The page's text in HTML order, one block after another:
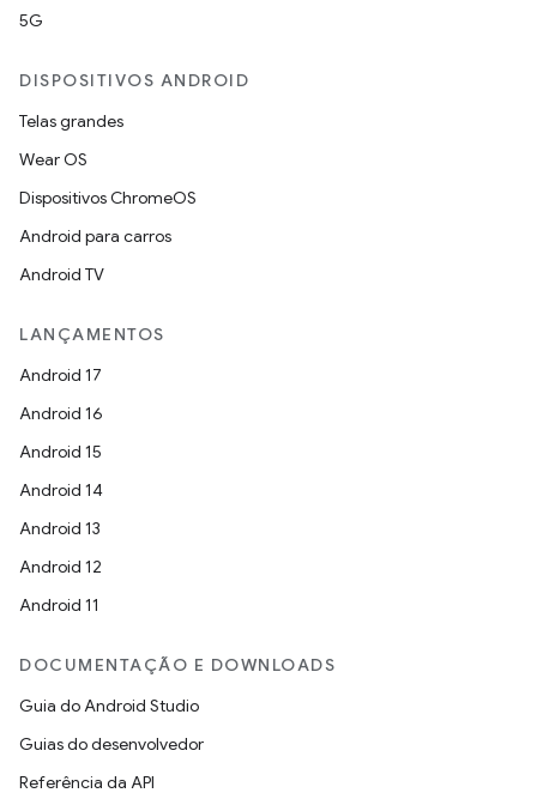
5G
DISPOSITIVOS ANDROID
Telas grandes
Wear OS
Dispositivos ChromeOS
Android para carros
Android TV
LANÇAMENTOS
Android 17
Android 16
Android 15
Android 14
Android 13
Android 12
Android 11
DOCUMENTAÇÃO E DOWNLOADS
Guia do Android Studio
Guias do desenvolvedor
Referência da API